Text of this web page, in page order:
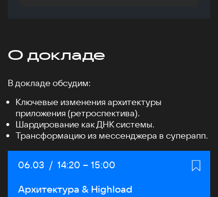
О докладе
В докладе обсудим:
Ключевые изменения архитектуры
приложения (ретроспектива).
Шардирование как ДНК системы.
Трансформацию из мессенджера в суперапп.
Дата:
06.03 / Начало:
14:20 – Конец:
15:00
Архитектура & Highload